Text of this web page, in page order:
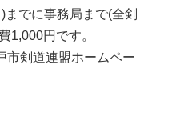
でに事務局まで(全剣
円です。
市剣道連盟ホームペー